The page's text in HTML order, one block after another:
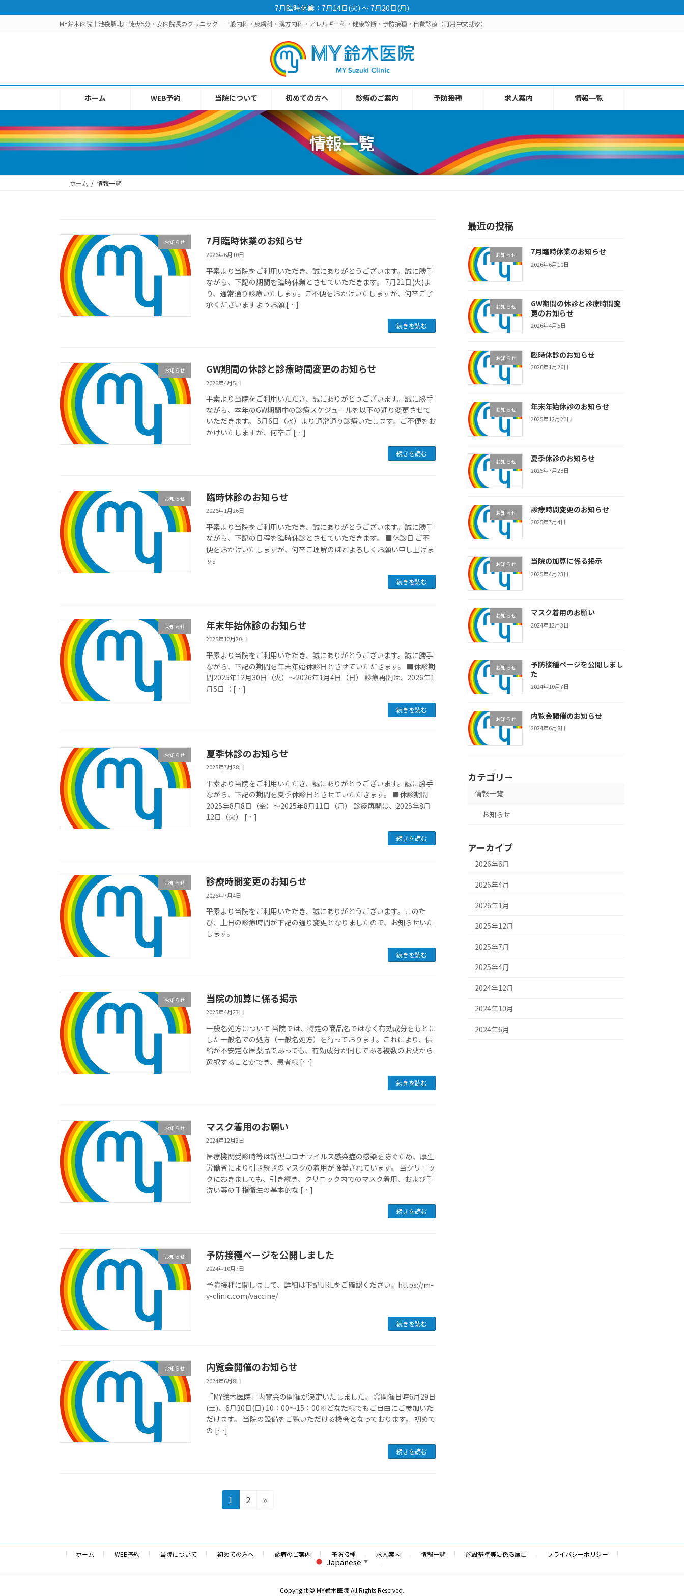
ン
ビ
7月臨時休業：7月14日(火) 〜 7月20日(月)
MY鈴木医院｜池袋駅北口徒歩5分・女医院長のクリニック 一般内科・皮膚科・漢方内科・アレルギー科・健康診断・予防接種・自費診療（可用中文就诊）
ホーム WEB予約 当院について 初めての方へ 診療のご案内 予防接種 求人案内 情報一覧
情報一覧
ホーム 情報一覧
お知らせ 7月臨時休業のお知らせ
2026年6月10日
平素より当院をご利用いただき、誠にありがとうございます。誠に勝手
ながら、下記の期間を臨時休業とさせていただきます。 7月21日(火)よ
り、通常通り診療いたします。ご不便をおかけいたしますが、何卒ご了
承くださいますようお願 […]
続きを読む
お知らせ GW期間の休診と診療時間変更のお知らせ
2026年4月5日
平素より当院をご利用いただき、誠にありがとうございます。誠に勝手
ながら、本年のGW期間中の診療スケジュールを以下の通り変更させて
いただきます。 5月6日（水）より通常通り診療いたします。ご不便をお
かけいたしますが、何卒ご […]
続きを読む
お知らせ 臨時休診のお知らせ
2026年1月26日
平素より当院をご利用いただき、誠にありがとうございます。誠に勝手
ながら、下記の日程を臨時休診とさせていただきます。 ■休診日 ご不
便をおかけいたしますが、何卒ご理解のほどよろしくお願い申し上げま
す。
続きを読む
お知らせ 年末年始休診のお知らせ
2025年12月20日
平素より当院をご利用いただき、誠にありがとうございます。誠に勝手
ながら、下記の期間を年末年始休診日とさせていただきます。 ■休診期
間2025年12月30日（火）～2026年1月4日（日） 診療再開は、2026年1
月5日（ […]
続きを読む
お知らせ 夏季休診のお知らせ
2025年7月28日
平素より当院をご利用いただき、誠にありがとうございます。誠に勝手
ながら、下記の期間を夏季休診日とさせていただきます。 ■休診期間
2025年8月8日（金）～2025年8月11日（月） 診療再開は、2025年8月
12日（火） […]
続きを読む
お知らせ 診療時間変更のお知らせ
2025年7月4日
平素より当院をご利用いただき、誠にありがとうございます。このた
び、土日の診療時間が下記の通り変更となりましたので、お知らせいた
します。
続きを読む
お知らせ 当院の加算に係る掲示
2025年4月23日
一般名処方について 当院では、特定の商品名ではなく有効成分をもとに
した一般名での処方（一般名処方）を行っております。これにより、供
給が不安定な医薬品であっても、有効成分が同じである複数のお薬から
選択することができ、患者様 […]
続きを読む
お知らせ マスク着用のお願い
2024年12月3日
医療機関受診時等は新型コロナウイルス感染症の感染を防ぐため、厚生
労働省により引き続きのマスクの着用が推奨されています。 当クリニッ
クにおきましても、引き続き、クリニック内でのマスク着用、および手
洗い等の手指衛生の基本的な […]
続きを読む
お知らせ 予防接種ページを公開しました
2024年10月7日
予防接種に関しまして、詳細は下記URLをご確認ください。https://m-
y-clinic.com/vaccine/
続きを読む
お知らせ 内覧会開催のお知らせ
2024年6月8日
「MY鈴木医院」内覧会の開催が決定いたしました。 ◎開催日時6月29日
(土)、6月30日(日) 10：00～15：00※どなた様でもご自由にご参加いた
だけます。 当院の設備をご覧いただける機会となっております。 初めて
の […]
続きを読む
の
ペ
固
定
ジ
1
固
ジ
2 »
最近の投稿
お知らせ 7月臨時休業のお知らせ
2026年6月10日
お知らせ
GW期間の休診と診療時間変
更のお知らせ
2026年4月5日
お知らせ 臨時休診のお知らせ
2026年1月26日
お知らせ 年末年始休診のお知らせ
2025年12月20日
お知らせ 夏季休診のお知らせ
2025年7月28日
お知らせ 診療時間変更のお知らせ
2025年7月4日
お知らせ 当院の加算に係る掲示
2025年4月23日
お知らせ マスク着用のお願い
2024年12月3日
お知らせ
予防接種ページを公開しまし
た
2024年10月7日
お知らせ 内覧会開催のお知らせ
2024年6月8日
カテゴリー
情報一覧
お知らせ
アーカイブ
2026年6月
2026年4月
2026年1月
2025年12月
2025年7月
2025年4月
2024年12月
2024年10月
2024年6月
ホーム WEB予約 当院について 初めての方へ 診療のご案内 予防接種 求人案内 情報一覧 施設基準等に係る届出 プライバシーポリシー
Japanese ▼
Copyright © MY鈴木医院 All Rights Reserved.